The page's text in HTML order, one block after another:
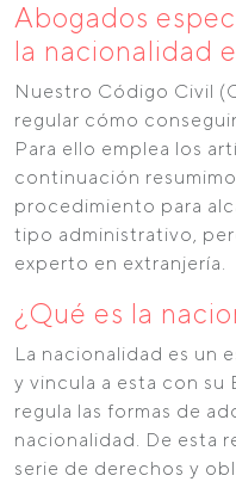
Abogados
la nacionalidad
Nuestro Código Civil
regular cómo
Para ello emplea los
continuación
procedimiento para
tipo administrativo,
experto en extranjería.
¿Qué es la
La nacionalidad es un
y vincula a esta con su
regula las formas de
nacionalidad. De esta
serie de derechos y